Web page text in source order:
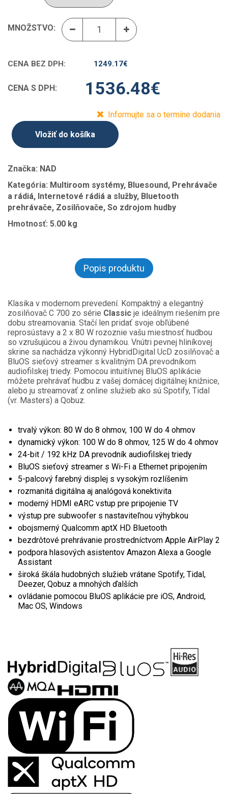
MNOŽSTVO:
CENA BEZ DPH: 1249.17€
CENA S DPH: 1536.48€
Informujte sa o termíne dodania
Vložiť do košíka
Značka: NAD
Kategória: Multiroom systémy, Bluesound, Prehrávače
a rádiá, Internetové rádiá a služby, Bluetooth
prehrávače, Zosilňovače, So zdrojom hudby
Hmotnosť: 5.00 kg
Popis produktu
Klasika v modernom prevedení. Kompaktný a elegantný
zosilňovač C 700 zo série Classic je ideálnym riešením pre
dobu streamovania. Stačí len pridať svoje obľúbené
reprosústavy a 2 x 80 W rozoznie vašu miestnosť hudbou
so vzrušujúcou a živou dynamikou. Vnútri pevnej hliníkovej
skrine sa nachádza výkonný HybridDigital UcD zosilňovač a
BluOS sieťový streamer s kvalitným DA prevodníkom
audiofilskej triedy. Pomocou intuitívnej BluOS aplikácie
môžete prehrávať hudbu z vašej domácej digitálnej knižnice,
alebo ju streamovať z online služieb ako sú Spotify, Tidal
(vr. Masters) a Qobuz.
trvalý výkon: 80 W do 8 ohmov, 100 W do 4 ohmov
dynamický výkon: 100 W do 8 ohmov, 125 W do 4 ohmov
24-bit / 192 kHz DA prevodník audiofilskej triedy
BluOS sieťový streamer s Wi-Fi a Ethernet pripojením
5-palcový farebný displej s vysokým rozlíšením
rozmanitá digitálna aj analógová konektivita
moderný HDMI eARC vstup pre pripojenie TV
výstup pre subwoofer s nastaviteľnou výhybkou
obojsmerný Qualcomm aptX HD Bluetooth
bezdrôtové prehrávanie prostredníctvom Apple AirPlay 2
podpora hlasových asistentov Amazon Alexa a Google
Assistant
široká škála hudobných služieb vrátane Spotify, Tidal,
Deezer, Qobuz a mnohých ďalších
ovládanie pomocou BluOS aplikácie pre iOS, Android,
Mac OS, Windows